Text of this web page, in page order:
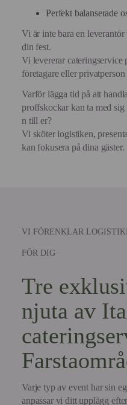
Perfekt balanserade
Vi är inte bara en
din fest.
Vi levererar cateringservice
företagare eller
Varför lägga tid på att
proffskockar kan ta med
n till er?
Vi sköter logistiken,
kan fokusera på dina gäster.
VI FÖRENKLAR
FÖR DIG
Tre
njuta av
Varje typ av event har sin
anpassar vi ditt upplägg